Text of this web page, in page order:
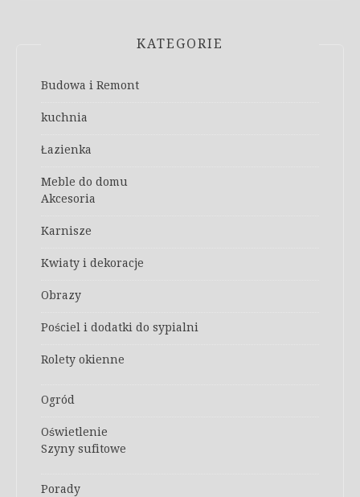
KATEGORIE
Budowa i Remont
kuchnia
Łazienka
Meble do domu
Akcesoria
Karnisze
Kwiaty i dekoracje
Obrazy
Pościel i dodatki do sypialni
Rolety okienne
Ogród
Oświetlenie
Szyny sufitowe
Porady